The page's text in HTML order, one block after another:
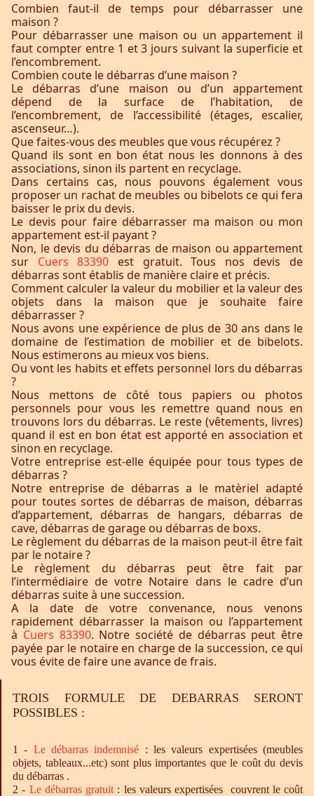
Combien faut-il de temps pour débarrasser une
maison ?
Pour débarrasser une maison ou un appartement il
faut compter entre 1 et 3 jours suivant la superficie et
l’encombrement.
Combien coute le débarras d’une maison ?
Le débarras d’une maison ou d’un appartement
dépend de la surface de l’habitation, de
l’encombrement, de l’accessibilité (étages, escalier,
ascenseur…).
Que faites-vous des meubles que vous récupérez ?
Quand ils sont en bon état nous les donnons à des
associations, sinon ils partent en recyclage.
Dans certains cas, nous pouvons également vous
proposer un rachat de meubles ou bibelots ce qui fera
baisser le prix du devis.
Le devis pour faire débarrasser ma maison ou mon
appartement est-il payant ?
Non, le devis du débarras de maison ou appartement
sur Cuers 83390 est gratuit. Tous nos devis de
débarras sont établis de manière claire et précis.
Comment calculer la valeur du mobilier et la valeur des
objets dans la maison que je souhaite faire
débarrasser ?
Nous avons une expérience de plus de 30 ans dans le
domaine de l’estimation de mobilier et de bibelots.
Nous estimerons au mieux vos biens.
Ou vont les habits et effets personnel lors du débarras
?
Nous mettons de côté tous papiers ou photos
personnels pour vous les remettre quand nous en
trouvons lors du débarras. Le reste (vêtements, livres)
quand il est en bon état est apporté en association et
sinon en recyclage.
Votre entreprise est-elle équipée pour tous types de
débarras ?
Notre entreprise de débarras a le matèriel adapté
pour toutes sortes de débarras de maison, débarras
d’appartement, débarras de hangars, débarras de
cave, débarras de garage ou débarras de boxs.
Le règlement du débarras de la maison peut-il être fait
par le notaire ?
Le règlement du débarras peut être fait par
l’intermédiaire de votre Notaire dans le cadre d’un
débarras suite à une succession.
A la date de votre convenance, nous venons
rapidement débarrasser la maison ou l’appartement
à Cuers 83390. Notre société de débarras peut être
payée par le notaire en charge de la succession, ce qui
vous évite de faire une avance de frais.
TROIS FORMULE DE DEBARRAS SERONT
POSSIBLES :
1 - Ledébarras indemnisé : les valeurs expertisées (meubles
objets, tableaux...etc) sont plus importantes que le coût du devis
du débarras .
2 - Le débarrasgratuit : les valeurs expertisées couvrent le coût